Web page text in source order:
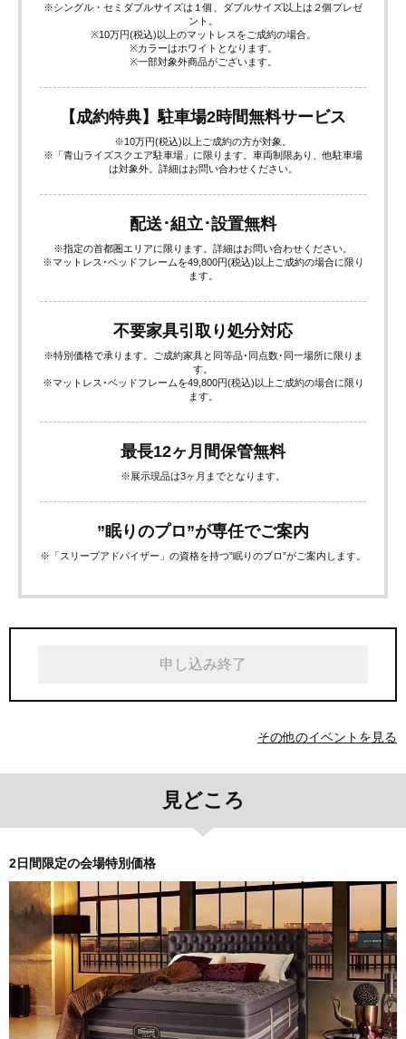
※シングル・セミダブルサイズは１個、ダブルサイズ以上は２個プレゼ
ント。
※10万円(税込)以上のマットレスをご成約の場合。
※カラーはホワイトとなります。
※一部対象外商品がございます。
【成約特典】駐車場2時間無料サービス
※10万円(税込)以上ご成約の方が対象。
※「青山ライズスクエア駐車場」に限ります。車両制限あり、他駐車場
は対象外。詳細はお問い合わせください。
配送･組立･設置無料
※指定の首都圏エリアに限ります。詳細はお問い合わせください。
※マットレス･ベッドフレームを49,800円(税込)以上ご成約の場合に限り
ます。
不要家具引取り処分対応
※特別価格で承ります。ご成約家具と同等品･同点数･同一場所に限りま
す。
※マットレス･ベッドフレームを49,800円(税込)以上ご成約の場合に限り
ます。
最長12ヶ月間保管無料
※展示現品は3ヶ月までとなります。
”眠りのプロ”が専任でご案内
※「スリープアドバイザー」の資格を持つ”眠りのプロ”がご案内します。
申し込み終了
その他のイベントを見る
見どころ
2日間限定の会場特別価格